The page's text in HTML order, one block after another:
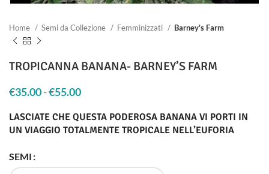
Home Semi da Collezione Femminizzati Barney's Farm
TROPICANNA BANANA- BARNEY’S FARM
€35.00-€55.00
LASCIATE CHE QUESTA PODEROSA BANANA VI PORTI IN
UN VIAGGIO TOTALMENTE TROPICALE NELL’EUFORIA
SEMI